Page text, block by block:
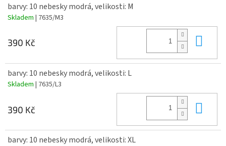
barvy: 10 nebesky modrá, velikosti: M
Skladem | 7635/M3
390 Kč
barvy: 10 nebesky modrá, velikosti: L
Skladem | 7635/L3
390 Kč
barvy: 10 nebesky modrá, velikosti: XL